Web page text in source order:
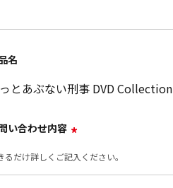
名
とあぶない刑事 DVD Collection
い合わせ内容 *
るだけ詳しくご記入ください。